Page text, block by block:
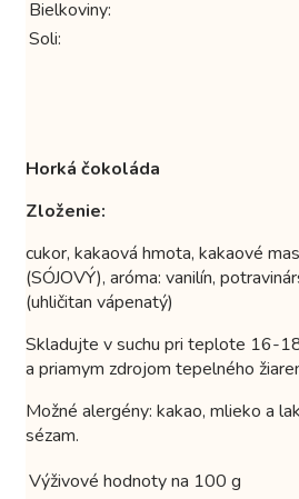
Bielkoviny:
Soli:
Horká čokoláda
Zloženie:
cukor, kakaová hmota, kakaové
(SÓJOVÝ), aróma: vanilín,
(uhličitan vápenatý)
Skladujte v suchu pri teplote 16-
a priamym zdrojom tepelného
Možné alergény: kakao, mlieko a
sézam.
Výživové hodnoty na 100 g